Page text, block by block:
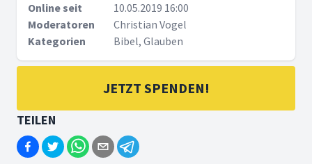
Online seit
10.05.2019 16:00
Moderatoren
Christian Vogel
Kategorien
Bibel, Glauben
JETZT SPENDEN!
TEILEN